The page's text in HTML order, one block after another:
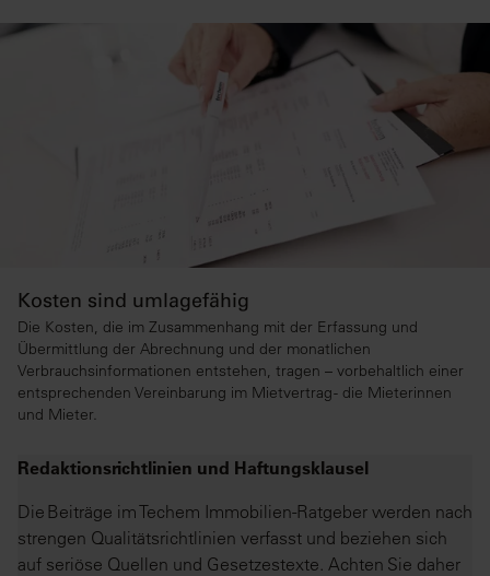
Kosten sind umlagefähig
Die Kosten, die im Zusammenhang mit der Erfassung und
Übermittlung der Abrechnung und der monatlichen
Verbrauchsinformationen entstehen, tragen – vorbehaltlich einer
entsprechenden Vereinbarung im Mietvertrag - die Mieterinnen
und Mieter.
Redaktionsrichtlinien und Haftungsklausel
Die Beiträge im Techem Immobilien-Ratgeber werden nach
strengen Qualitätsrichtlinien verfasst und beziehen sich
auf seriöse Quellen und Gesetzestexte. Achten Sie daher